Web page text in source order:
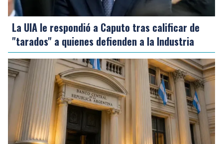
La UIA le respondió a Caputo tras calificar de
"tarados" a quienes defienden a la Industria